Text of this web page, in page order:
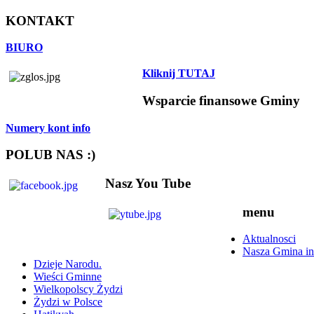
KONTAKT
BIURO
Kliknij TUTAJ
Wsparcie finansowe Gminy
Numery kont info
POLUB NAS :)
Nasz You Tube
menu
Aktualnosci
Nasza Gmina
Dzieje Narodu.
Wieści Gminne
Wielkopolscy Żydzi
Żydzi w Polsce